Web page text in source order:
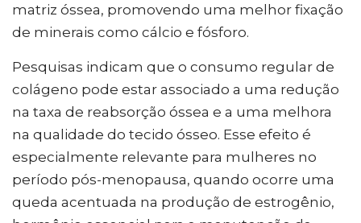
matriz óssea, promovendo uma melhor fixação
de minerais como cálcio e fósforo.
Pesquisas indicam que o consumo regular de
colágeno pode estar associado a uma redução
na taxa de reabsorção óssea e a uma melhora
na qualidade do tecido ósseo. Esse efeito é
especialmente relevante para mulheres no
período pós-menopausa, quando ocorre uma
queda acentuada na produção de estrogênio,